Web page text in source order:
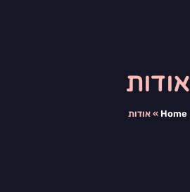
אודות
Home
» אודות